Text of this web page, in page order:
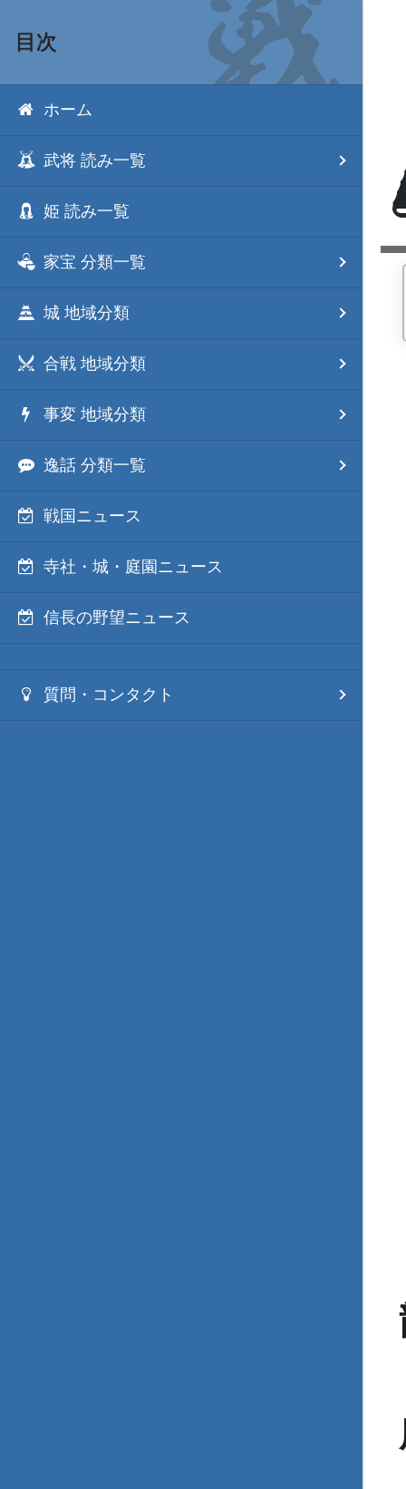
目次
ホーム
武将 読み一覧
姫 読み一覧
家宝 分類一覧
城 地域分類
合戦 地域分類
事変 地域分類
逸話 分類一覧
戦国ニュース
寺社・城・庭園ニュース
信長の野望ニュース
質問・コンタクト